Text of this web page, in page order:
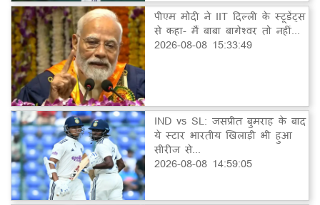
पीएम मोदी ने IIT दिल्ली के स्टूडेंट्स
से कहा- मैं बाबा बागेश्वर तो नहीं...
2026-08-08 15:33:49
IND vs SL: जसप्रीत बुमराह के बाद
ये स्टार भारतीय खिलाड़ी भी हुआ
सीरीज से...
2026-08-08 14:59:05